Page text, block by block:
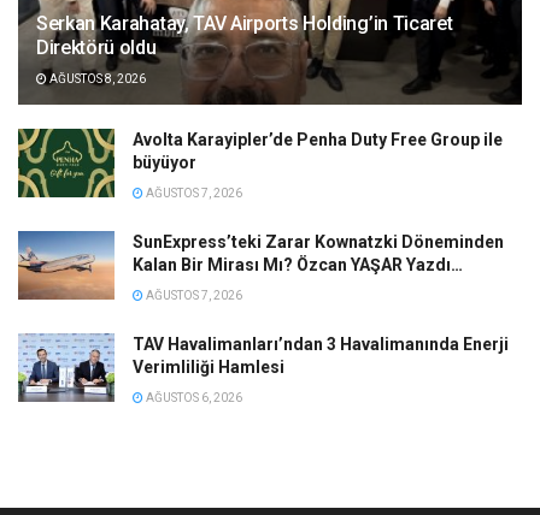
Serkan Karahatay, TAV Airports Holding’in Ticaret
Direktörü oldu
AĞUSTOS 8, 2026
Avolta Karayipler’de Penha Duty Free Group ile
büyüyor
AĞUSTOS 7, 2026
SunExpress’teki Zarar Kownatzki Döneminden
Kalan Bir Mirası Mı? Özcan YAŞAR Yazdı…
AĞUSTOS 7, 2026
TAV Havalimanları’ndan 3 Havalimanında Enerji
Verimliliği Hamlesi
AĞUSTOS 6, 2026